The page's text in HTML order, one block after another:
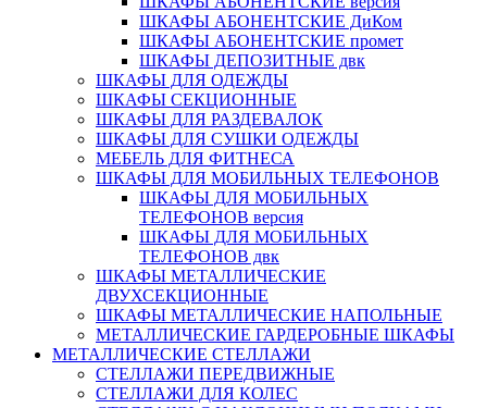
ШКАФЫ АБОНЕНТСКИЕ ДиКом
ШКАФЫ АБОНЕНТСКИЕ промет
ШКАФЫ ДЕПОЗИТНЫЕ двк
ШКАФЫ ДЛЯ ОДЕЖДЫ
ШКАФЫ СЕКЦИОННЫЕ
ШКАФЫ ДЛЯ РАЗДЕВАЛОК
ШКАФЫ ДЛЯ СУШКИ ОДЕЖДЫ
МЕБЕЛЬ ДЛЯ ФИТНЕСА
ШКАФЫ ДЛЯ МОБИЛЬНЫХ ТЕЛЕФОНОВ
ШКАФЫ ДЛЯ МОБИЛЬНЫХ
ТЕЛЕФОНОВ версия
ШКАФЫ ДЛЯ МОБИЛЬНЫХ
ТЕЛЕФОНОВ двк
ШКАФЫ МЕТАЛЛИЧЕСКИЕ
ДВУХСЕКЦИОННЫЕ
ШКАФЫ МЕТАЛЛИЧЕСКИЕ НАПОЛЬНЫЕ
МЕТАЛЛИЧЕСКИЕ ГАРДЕРОБНЫЕ ШКАФЫ
МЕТАЛЛИЧЕСКИЕ СТЕЛЛАЖИ
СТЕЛЛАЖИ ПЕРЕДВИЖНЫЕ
СТЕЛЛАЖИ ДЛЯ КОЛЕС